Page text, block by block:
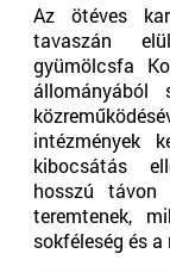
Az ötéves
tavaszán
gyümölcsfa
állományából
intézmények
kibocsátás
hosszú
teremtenek,
sokféleség és